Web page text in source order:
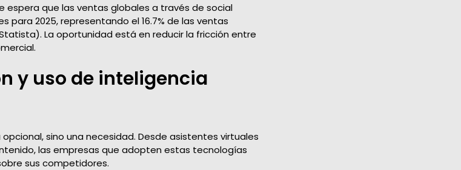
espera que las ventas globales a través de social
para 2025, representando el 16.7% de las ventas
La oportunidad está en reducir la fricción entre
y uso de inteligencia
sino una necesidad. Desde asistentes virtuales
las empresas que adopten estas tecnologías
sus competidores.